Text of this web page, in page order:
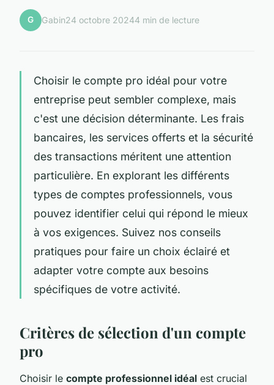
G Gabin24 octobre 20244 min de lecture
Choisir le compte pro idéal pour votre
entreprise peut sembler complexe, mais
c'est une décision déterminante. Les frais
bancaires, les services offerts et la sécurité
des transactions méritent une attention
particulière. En explorant les différents
types de comptes professionnels, vous
pouvez identifier celui qui répond le mieux
à vos exigences. Suivez nos conseils
pratiques pour faire un choix éclairé et
adapter votre compte aux besoins
spécifiques de votre activité.
Critères de sélection d'un compte
pro
Choisir le compte professionnel idéal est crucial